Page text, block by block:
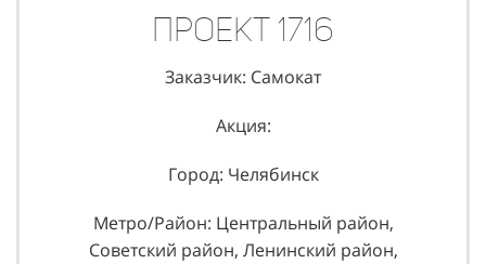
Проект 1716
Заказчик: Самокат
Акция:
Город: Челябинск
Метро/Район: Центральный район,
Советский район, Ленинский район,